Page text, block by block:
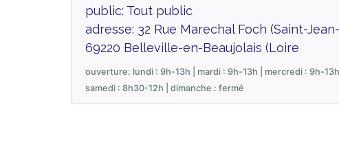
public: Tout public
adresse: 32 Rue Marechal Foch (Saint-
69220 Belleville-en-Beaujolais (Loire
ouverture: lundi : 9h-13h | mardi : 9h-13h | mercredi : 9h-
samedi : 8h30-12h | dimanche : fermé